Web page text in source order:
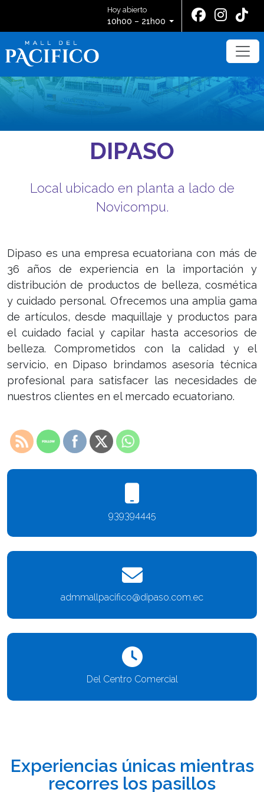
Hoy abierto
10h00 – 21h00
DIPASO
Local ubicado en planta a lado de
Novicompu.
Dipaso es una empresa ecuatoriana con más de
36 años de experiencia en la importación y
distribución de productos de belleza, cosmética
y cuidado personal. Ofrecemos una amplia gama
de artículos, desde maquillaje y productos para
el cuidado facial y capilar hasta accesorios de
belleza. Comprometidos con la calidad y el
servicio, en Dipaso brindamos asesoría técnica
profesional para satisfacer las necesidades de
nuestros clientes en el mercado ecuatoriano.
939394445
admmallpacifico@dipaso.com.ec
Del Centro Comercial
Experiencias únicas mientras
recorres los pasillos